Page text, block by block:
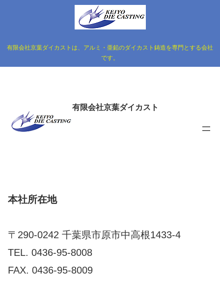
有限会社京葉ダイカストは、アルミ・亜鉛のダイカスト鋳造を専門とする会社
です。
有限会社京葉ダイカスト
本社所在地
〒290-0242 千葉県市原市中高根1433-4
TEL. 0436-95-8008
FAX. 0436-95-8009